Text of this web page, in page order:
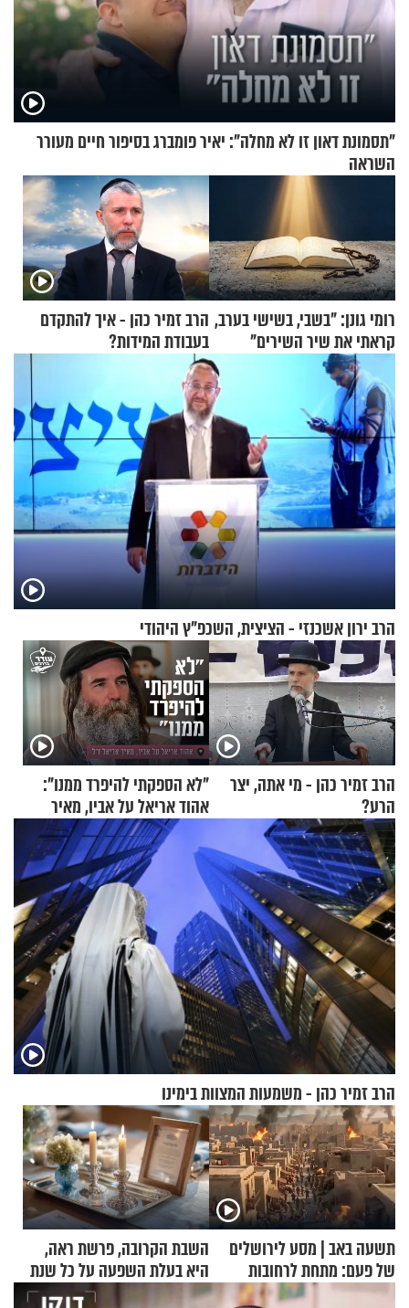
"תסמונת דאון זו לא מחלה": יאיר פומברג בסיפור חיים מעורר
השראה
רומי גונן: "בשבי, בשישי בערב,
קראתי את שיר השירים"
הרב זמיר כהן - איך להתקדם
בעבודת המידות?
הרב ירון אשכנזי - הציצית, השכפ"ץ היהודי
הרב זמיר כהן - מי אתה, יצר
הרע?
"לא הספקתי להיפרד ממנו":
אהוד אריאל על אביו, מאיר
אריאל ז"ל
הרב זמיר כהן - משמעות המצוות בימינו
תשעה באב | מסע לירושלים
של פעם: מתחת לרחובות
ירושלים
השבת הקרובה, פרשת ראה,
היא בעלת השפעה על כל שנת
תשפ"ז